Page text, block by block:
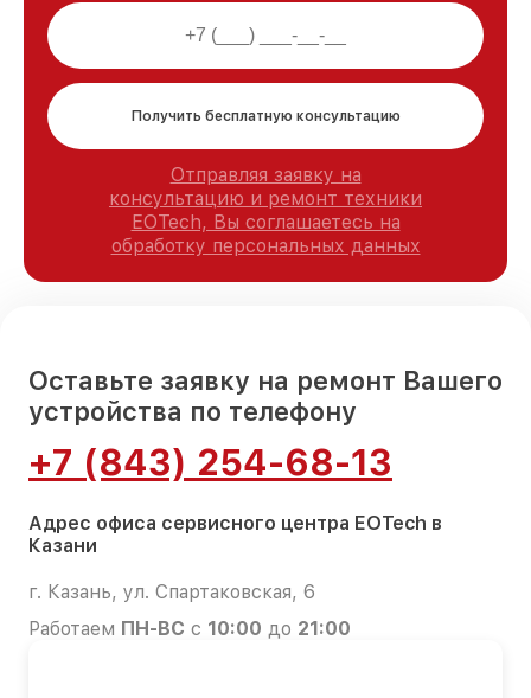
Получить бесплатную консультацию
Отправляя заявку на
консультацию и ремонт техники
EOTech, Вы соглашаетесь на
обработку персональных данных
Оставьте заявку на ремонт Вашего
устройства по телефону
+7 (843) 254-68-13
Адрес офиса сервисного центра EOTech в
Казани
г. Казань, ул. Спартаковская, 6
Работаем ПН-ВС с 10:00 до 21:00